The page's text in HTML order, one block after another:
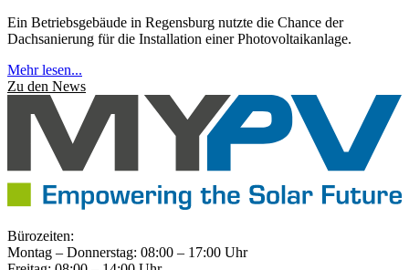
Ein Betriebsgebäude in Regensburg nutzte die Chance der
Dachsanierung für die Installation einer Photovoltaikanlage.
Mehr lesen...
Zu den News
Bürozeiten:
Montag – Donnerstag: 08:00 – 17:00 Uhr